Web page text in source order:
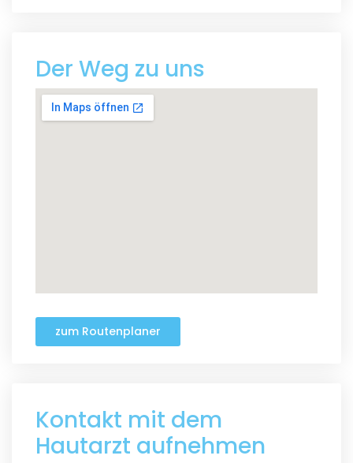
Der Weg zu uns
zum Routenplaner
Kontakt mit dem
Hautarzt aufnehmen